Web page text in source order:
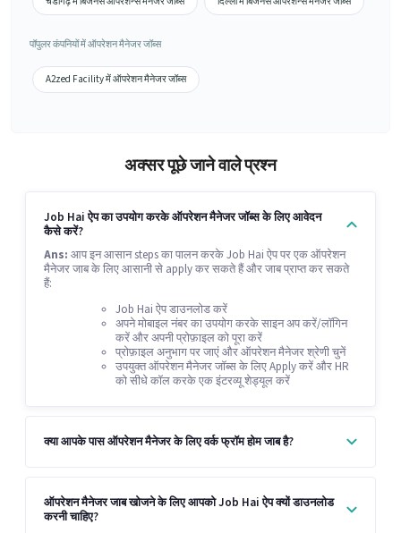
पॉपुलर कंपनियों में ऑपरेशन मैनेजर जॉब्स
A2zed Facility में ऑपरेशन मैनेजर जॉब्स
अक्सर पूछे जाने वाले प्रश्न
Job Hai ऐप का उपयोग करके ऑपरेशन मैनेजर जॉब्स के लिए आवेदन
कैसे करें?
Ans: आप इन आसान steps का पालन करके Job Hai ऐप पर एक ऑपरेशन
मैनेजर जाब के लिए आसानी से apply कर सकते हैं और जाब प्राप्त कर सकते
हैं:
Job Hai ऐप डाउनलोड करें
अपने मोबाइल नंबर का उपयोग करके साइन अप करें/लॉगिन
करें और अपनी प्रोफ़ाइल को पूरा करें
प्रोफ़ाइल अनुभाग पर जाएं और ऑपरेशन मैनेजर श्रेणी चुनें
उपयुक्त ऑपरेशन मैनेजर जॉब्स के लिए Apply करें और HR
को सीधे कॉल करके एक इंटरव्यू शेड्यूल करें
क्या आपके पास ऑपरेशन मैनेजर के लिए वर्क फ्रॉम होम जाब है?
ऑपरेशन मैनेजर जाब खोजने के लिए आपको Job Hai ऐप क्यों डाउनलोड
करनी चाहिए?